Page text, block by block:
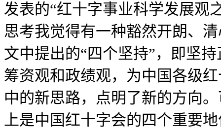
发表的“红十字事业科学发展观
思考我觉得有一种豁然开朗、
文中提出的“四个坚持”，即坚
筹资观和政绩观，为中国各级
中的新思路，点明了新的方向
上是中国红十字会的四个重要